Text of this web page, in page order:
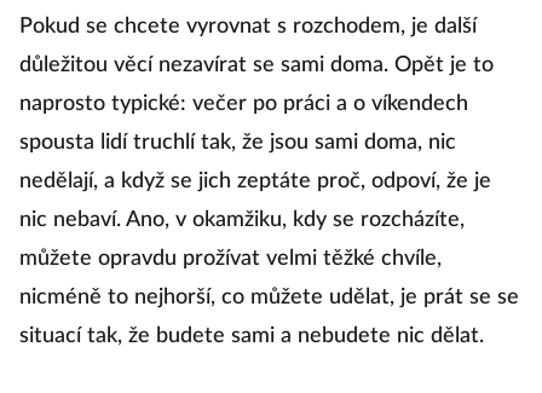
Pokud se chcete vyrovnat s rozchodem, je další
důležitou věcí nezavírat se sami doma. Opět je to
naprosto typické: večer po práci a o víkendech
spousta lidí truchlí tak, že jsou sami doma, nic
nedělají, a když se jich zeptáte proč, odpoví, že je
nic nebaví. Ano, v okamžiku, kdy se rozcházíte,
můžete opravdu prožívat velmi těžké chvíle,
nicméně to nejhorší, co můžete udělat, je prát se se
situací tak, že budete sami a nebudete nic dělat.